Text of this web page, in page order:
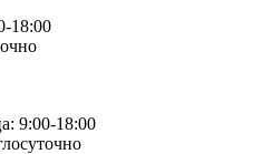
18:00
9:00-18:00